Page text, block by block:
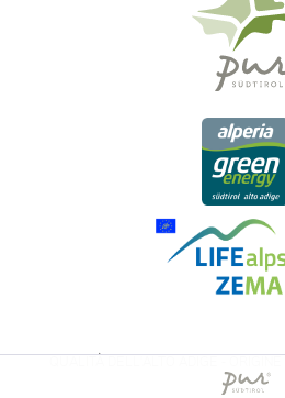
CONTROLLATA